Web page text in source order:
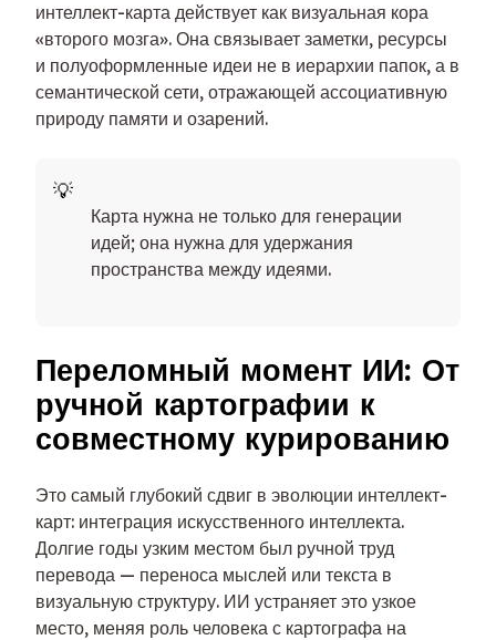
интеллект-карта действует как визуальная кора
«второго мозга». Она связывает заметки, ресурсы
и полуоформленные идеи не в иерархии папок, а в
семантической сети, отражающей ассоциативную
природу памяти и озарений.
Карта нужна не только для генерации
идей; она нужна для удержания
пространства между идеями.
Переломный момент ИИ: От
ручной картографии к
совместному курированию
Это самый глубокий сдвиг в эволюции интеллект-
карт: интеграция искусственного интеллекта.
Долгие годы узким местом был ручной труд
перевода — переноса мыслей или текста в
визуальную структуру. ИИ устраняет это узкое
место, меняя роль человека с картографа на